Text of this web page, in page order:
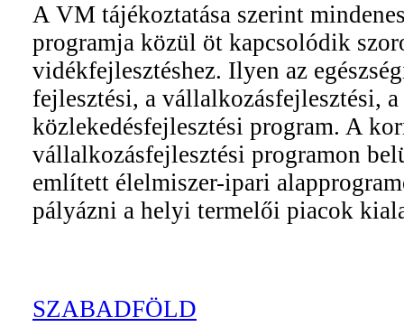
A VM tájékoztatása szerint
programja közül öt kapcsolódik
vidékfejlesztéshez. Ilyen az
fejlesztési, a vállalkozásfejlesztési,
közlekedésfejlesztési program. A
vállalkozásfejlesztési programon
említett élelmiszer-ipari
pályázni a helyi termelői piacok
SZABADFÖLD